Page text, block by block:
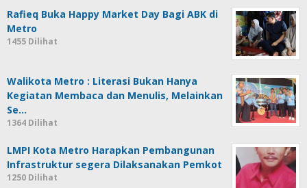
Rafieq Buka Happy Market Day Bagi ABK di
Metro
1455 Dilihat
Walikota Metro : Literasi Bukan Hanya
Kegiatan Membaca dan Menulis, Melainkan
Se…
1364 Dilihat
LMPI Kota Metro Harapkan Pembangunan
Infrastruktur segera Dilaksanakan Pemkot
1250 Dilihat